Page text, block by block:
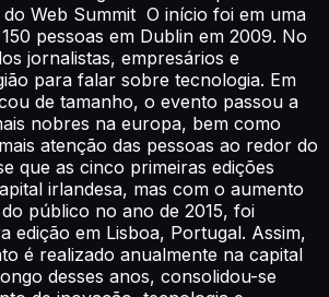
Web Summit O início foi em uma
pessoas em Dublin em 2009. No
jornalistas, empresários e
para falar sobre tecnologia. Em
de tamanho, o evento passou a
nobres na europa, bem como
atenção das pessoas ao redor do
que as cinco primeiras edições
irlandesa, mas com o aumento
público no ano de 2015, foi
edição em Lisboa, Portugal. Assim,
é realizado anualmente na capital
desses anos, consolidou-se